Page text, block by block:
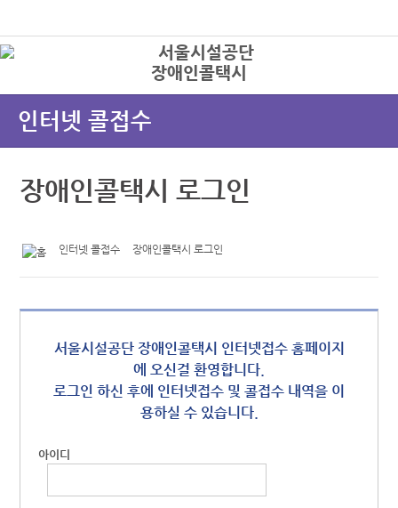
장애인콜택시
인터넷 콜접수
장애인콜택시 로그인
인터넷 콜접수 장애인콜택시 로그인
서울시설공단 장애인콜택시 인터넷접수 홈페이지
에 오신걸 환영합니다.
로그인 하신 후에 인터넷접수 및 콜접수 내역을 이
용하실 수 있습니다.
아이디